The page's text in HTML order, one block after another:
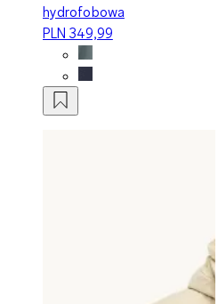
hydrofobowa
PLN 349,99